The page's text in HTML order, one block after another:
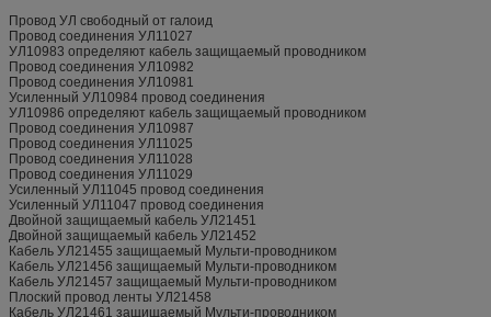
Провод УЛ свободный от галоид
Провод соединения УЛ11027
УЛ10983 определяют кабель защищаемый проводником
Провод соединения УЛ10982
Провод соединения УЛ10981
Усиленный УЛ10984 провод соединения
УЛ10986 определяют кабель защищаемый проводником
Провод соединения УЛ10987
Провод соединения УЛ11025
Провод соединения УЛ11028
Провод соединения УЛ11029
Усиленный УЛ11045 провод соединения
Усиленный УЛ11047 провод соединения
Двойной защищаемый кабель УЛ21451
Двойной защищаемый кабель УЛ21452
Кабель УЛ21455 защищаемый Мульти-проводником
Кабель УЛ21456 защищаемый Мульти-проводником
Кабель УЛ21457 защищаемый Мульти-проводником
Плоский провод ленты УЛ21458
Кабель УЛ21461 защищаемый Мульти-проводником